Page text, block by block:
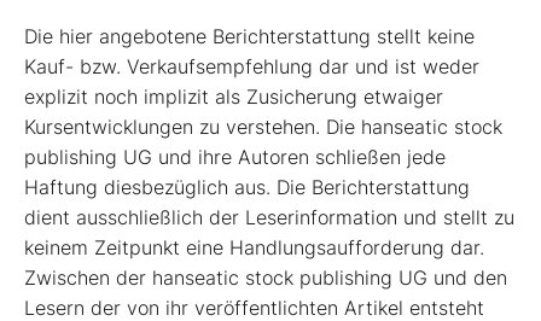
Die hier angebotene Berichterstattung stellt keine
Kauf- bzw. Verkaufsempfehlung dar und ist weder
explizit noch implizit als Zusicherung etwaiger
Kursentwicklungen zu verstehen. Die hanseatic stock
publishing UG und ihre Autoren schließen jede
Haftung diesbezüglich aus. Die Berichterstattung
dient ausschließlich der Leserinformation und stellt zu
keinem Zeitpunkt eine Handlungsaufforderung dar.
Zwischen der hanseatic stock publishing UG und den
Lesern der von ihr veröffentlichten Artikel entsteht